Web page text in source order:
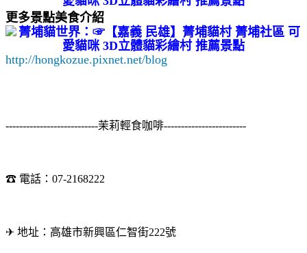
更多景點美食介紹
http://hongkozue.pixnet.net/blog
---------------------------茉莉輕食咖啡------------------------
☎ 電話：07-2168222
✈ 地址：高雄市新興區仁智街222號